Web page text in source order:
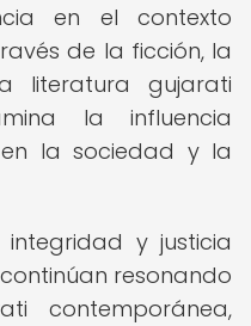
en el contexto
de la ficción, la
literatura gujarati
la influencia
la sociedad y la
y justicia
resonando
contemporánea,